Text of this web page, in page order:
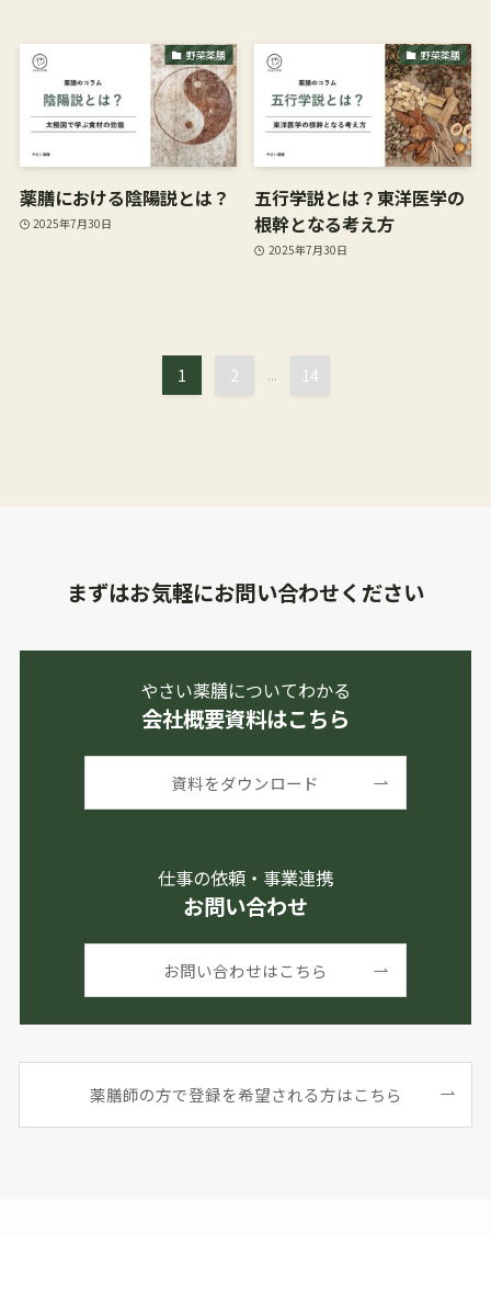
野菜薬膳
薬膳における陰陽説とは？
2025年7月30日
野菜薬膳
五行学説とは？東洋医学の
根幹となる考え方
2025年7月30日
1 2 ... 14
まずはお気軽にお問い合わせください
やさい薬膳についてわかる
会社概要資料はこちら
資料をダウンロード
仕事の依頼・事業連携
お問い合わせ
お問い合わせはこちら
薬膳師の方で登録を希望される方はこちら